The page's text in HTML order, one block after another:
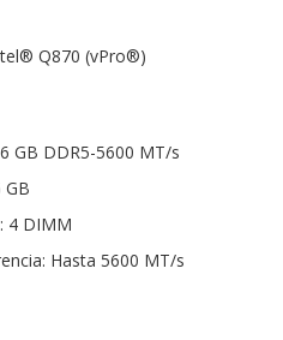
Q870 (vPro®)
GB DDR5-5600 MT/s
GB
4 DIMM
Hasta 5600 MT/s